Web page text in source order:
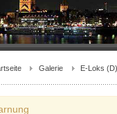
Galerie E-Loks (D)